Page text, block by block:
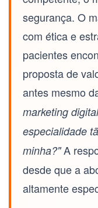
segurança. O
com ética e
pacientes
proposta de
antes mesmo
marketing
especialidade
minha?"A
desde que a
altamente